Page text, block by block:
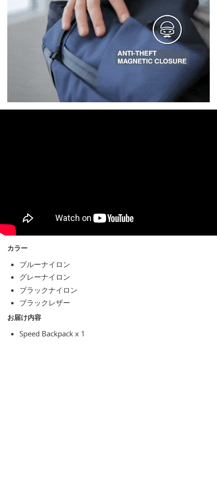
カラー
ブルーナイロン
グレーナイロン
ブラックナイロン
ブラックレザー
お届け内容
Speed Backpack x 1